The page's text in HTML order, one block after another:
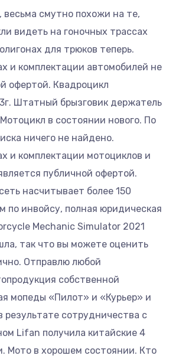
весьма смутно похожи на те,
видеть на гоночных трассах
для трюков теперь.
и комплектации автомобилей не
офертой. Квадроцикл
Штатный брызговик держатель
в состоянии нового. По
ничего не найдено.
и комплектации мотоциклов и
публичной офертой.
насчитывает более 150
по инвойсу, полная юридическая
Mechanic Simulator 2021
так что вы можете оценить
Отправлю любой
собственной
мопеды «Пилот» и «Курьер» и
результате сотрудничества с
Lifan получила китайские 4
Мото в хорошем состоянии. Кто